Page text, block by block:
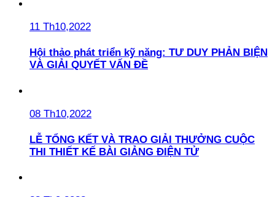
11 Th10,2022
Hội thảo phát triển kỹ năng: TƯ DUY PHẢN BIỆN
VÀ GIẢI QUYẾT VẤN ĐỀ
08 Th10,2022
LỄ TỔNG KẾT VÀ TRAO GIẢI THƯỞNG CUỘC
THI THIẾT KẾ BÀI GIẢNG ĐIỆN TỬ